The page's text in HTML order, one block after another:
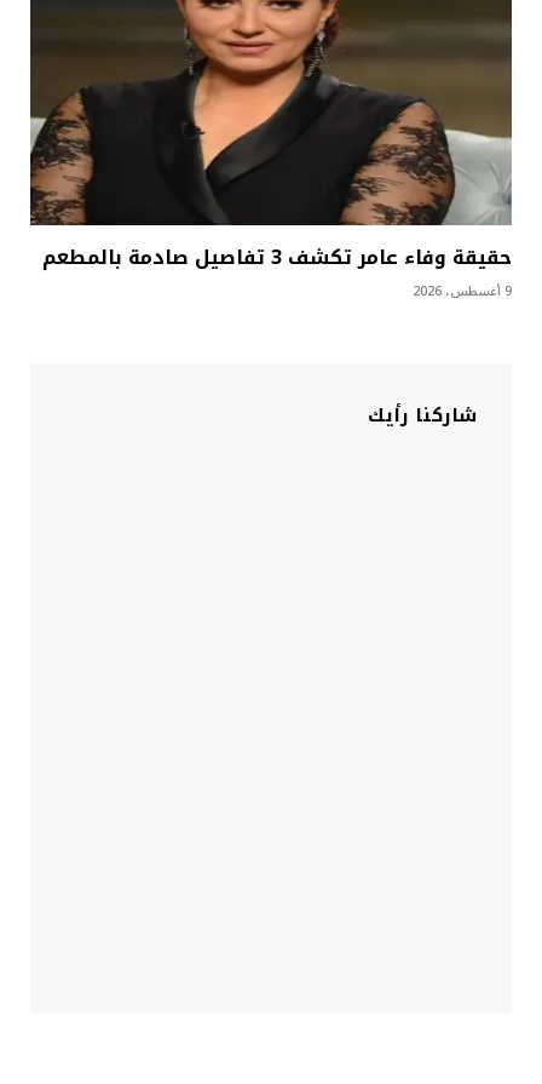
حقيقة وفاء عامر تكشف 3 تفاصيل صادمة بالمطعم
9 أغسطس، 2026
شاركنا رأيك